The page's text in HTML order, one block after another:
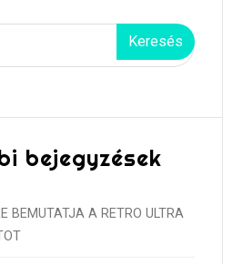
bejegyzések
BEMUTATJA A RETRO ULTRA